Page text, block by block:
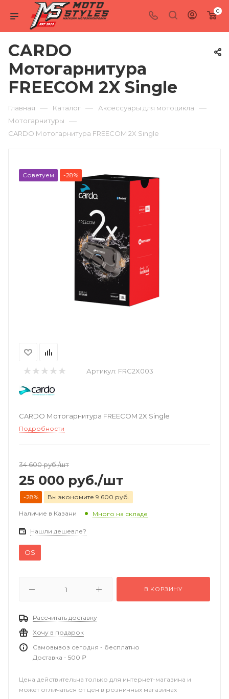
0
CARDO
Мотогарнитура
FREECOM 2X Single
Главная — Каталог — Аксессуары для мотоцикла —
Мотогарнитуры —
CARDO Мотогарнитура FREECOM 2X Single
Советуем -28%
Артикул: FRC2X003
CARDO Мотогарнитура FREECOM 2X Single
Подробности
34 600руб./шт
25 000 руб./шт
-28% Вы экономите 9 600 руб.
Наличие в Казани Много на складе
Нашли дешевле?
OS
В КОРЗИНУ
Рассчитать доставку
Хочу в подарок
Самовывоз сегодня - бесплатно
Доставка - 500 ₽
Цена действительна только для интернет-магазина и
может отличаться от цен в розничных магазинах